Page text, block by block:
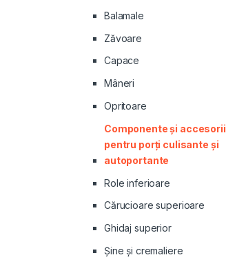
Balamale
Zăvoare
Capace
Mâneri
Opritoare
Componente și accesorii
pentru porți culisante și
autoportante
Role inferioare
Cărucioare superioare
Ghidaj superior
Şine şi cremaliere